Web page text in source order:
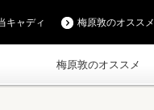
梅原敦のオススメ
キャディ 梅原敦のオススメ